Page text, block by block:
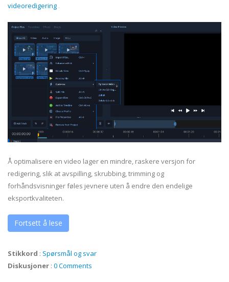
videoredigering .
Å optimalisere en video lager en mindre, raskere versjon for
redigering, slik at avspilling, skrubbing, trimming og
forhåndsvisninger føles jevnere uten å endre den endelige
eksportkvaliteten.
Fortsett å lese
Stikkord : Spørsmål og svar
Diskusjoner : 0 Comments